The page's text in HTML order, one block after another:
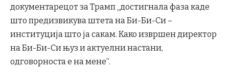
документарецот за Трамп „достигнала фаза каде
што предизвикува штета на Би-Би-Си –
институција што ја сакам. Како извршен директор
на Би-Би-Си њуз и актуелни настани,
одговорноста е на мене“.